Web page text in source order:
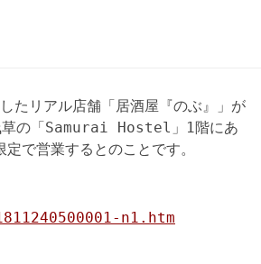
たリアル店舗「居酒屋『のぶ』」が
草の「Samurai Hostel」1階にあ
で営業するとのことです。
n1.htm